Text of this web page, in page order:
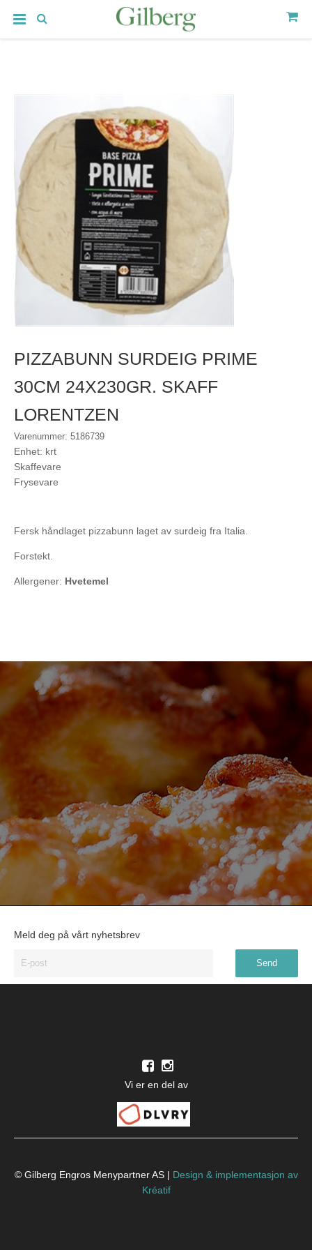
PIZZABUNN SURDEIG PRIME
30CM 24X230GR. SKAFF
LORENTZEN
Varenummer: 5186739
Enhet: krt
Skaffevare
Frysevare
Fersk håndlaget pizzabunn laget av surdeig fra Italia.
Forstekt.
Allergener: Hvetemel
Meld deg på vårt nyhetsbrev
Vi er en del av
© Gilberg Engros Menypartner AS | Design & implementasjon av
Kréatif